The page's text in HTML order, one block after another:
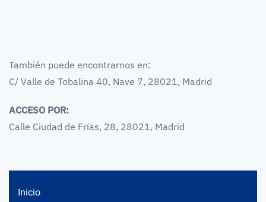
También puede encontrarnos en:
C/ Valle de Tobalina 40, Nave 7, 28021, Madrid
ACCESO POR:
Calle Ciudad de Frías, 28, 28021, Madrid
Inicio